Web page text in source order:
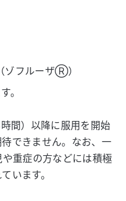
ゾフルーザⓇ）
。
間）以降に服用を開始
できません。なお、一
重症の方などには積極
います。